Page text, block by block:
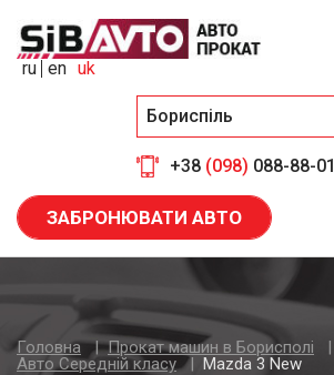
Бориспіль
+38 (098) 088-88-01
ru en uk
ЗАБРОНЮВАТИ АВТО
Головна
Прокат машин в Борисполі
Авто Середнiй класу
Mazda 3 New